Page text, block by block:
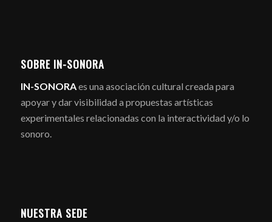
SOBRE IN-SONORA
IN-SONORAes una asociación cultural creada para
apoyar y dar visibilidad a propuestas artísticas
experimentales relacionadas con la interactividad y/o lo
sonoro.
NUESTRA SEDE